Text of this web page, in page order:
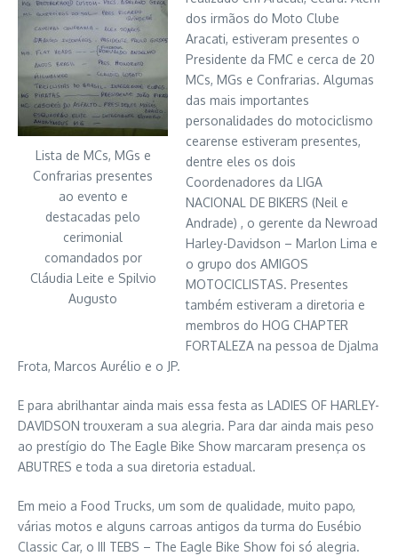
Lista de MCs, MGs e
Confrarias presentes
ao evento e
destacadas pelo
cerimonial
comandados por
Cláudia Leite e Spilvio
Augusto
dos irmãos do Moto Clube
Aracati, estiveram presentes o
Presidente da FMC e cerca de 20
MCs, MGs e Confrarias. Algumas
das mais importantes
personalidades do motociclismo
cearense estiveram presentes,
dentre eles os dois
Coordenadores da LIGA
NACIONAL DE BIKERS (Neil e
Andrade) , o gerente da Newroad
Harley-Davidson – Marlon Lima e
o grupo dos AMIGOS
MOTOCICLISTAS. Presentes
também estiveram a diretoria e
membros do HOG CHAPTER
FORTALEZA na pessoa de Djalma
Frota, Marcos Aurélio e o JP.
E para abrilhantar ainda mais essa festa as LADIES OF HARLEY-
DAVIDSON trouxeram a sua alegria. Para dar ainda mais peso
ao prestígio do The Eagle Bike Show marcaram presença os
ABUTRES e toda a sua diretoria estadual.
Em meio a Food Trucks, um som de qualidade, muito papo,
várias motos e alguns carroas antigos da turma do Eusébio
Classic Car, o III TEBS – The Eagle Bike Show foi só alegria.